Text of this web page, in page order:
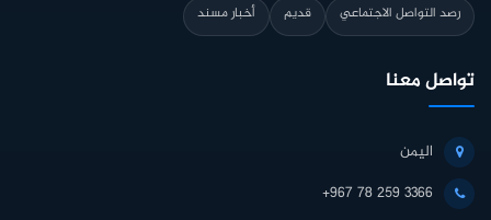
رصد التواصل الاجتماعي
قديم أخبار مسند
تواصل معنا
اليمن
+967 78 259 3366